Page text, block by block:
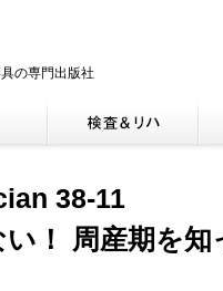
の専門出版社
38-11
！ 周産期を知